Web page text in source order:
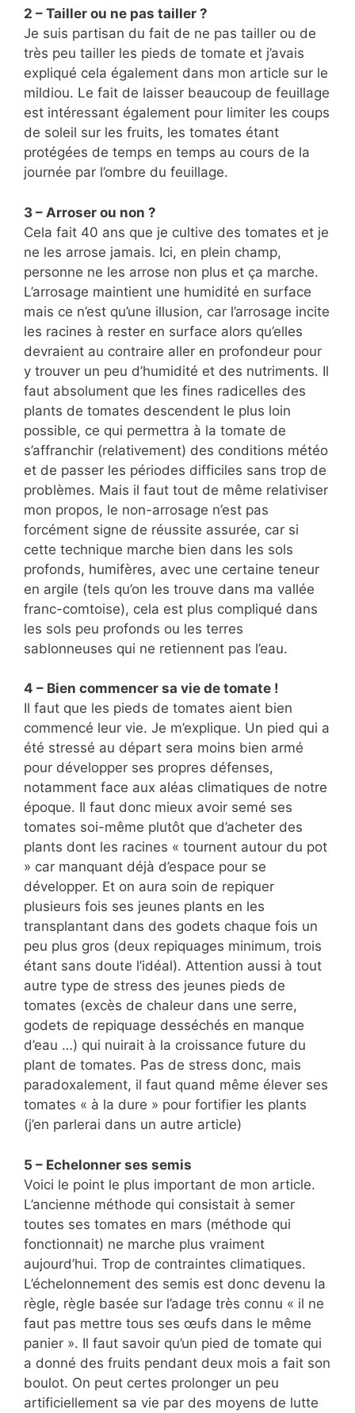
2 – Tailler ou ne pas tailler ?
Je suis partisan du fait de ne pas tailler ou de
très peu tailler les pieds de tomate et j’avais
expliqué cela également dans mon article sur le
mildiou. Le fait de laisser beaucoup de feuillage
est intéressant également pour limiter les coups
de soleil sur les fruits, les tomates étant
protégées de temps en temps au cours de la
journée par l’ombre du feuillage.
3 – Arroser ou non ?
Cela fait 40 ans que je cultive des tomates et je
ne les arrose jamais. Ici, en plein champ,
personne ne les arrose non plus et ça marche.
L’arrosage maintient une humidité en surface
mais ce n’est qu’une illusion, car l’arrosage incite
les racines à rester en surface alors qu’elles
devraient au contraire aller en profondeur pour
y trouver un peu d’humidité et des nutriments. Il
faut absolument que les fines radicelles des
plants de tomates descendent le plus loin
possible, ce qui permettra à la tomate de
s’affranchir (relativement) des conditions météo
et de passer les périodes difficiles sans trop de
problèmes. Mais il faut tout de même relativiser
mon propos, le non-arrosage n’est pas
forcément signe de réussite assurée, car si
cette technique marche bien dans les sols
profonds, humifères, avec une certaine teneur
en argile (tels qu’on les trouve dans ma vallée
franc-comtoise), cela est plus compliqué dans
les sols peu profonds ou les terres
sablonneuses qui ne retiennent pas l’eau.
4 – Bien commencer sa vie de tomate !
Il faut que les pieds de tomates aient bien
commencé leur vie. Je m’explique. Un pied qui a
été stressé au départ sera moins bien armé
pour développer ses propres défenses,
notamment face aux aléas climatiques de notre
époque. Il faut donc mieux avoir semé ses
tomates soi-même plutôt que d’acheter des
plants dont les racines « tournent autour du pot
» car manquant déjà d’espace pour se
développer. Et on aura soin de repiquer
plusieurs fois ses jeunes plants en les
transplantant dans des godets chaque fois un
peu plus gros (deux repiquages minimum, trois
étant sans doute l’idéal). Attention aussi à tout
autre type de stress des jeunes pieds de
tomates (excès de chaleur dans une serre,
godets de repiquage desséchés en manque
d’eau …) qui nuirait à la croissance future du
plant de tomates. Pas de stress donc, mais
paradoxalement, il faut quand même élever ses
tomates « à la dure » pour fortifier les plants
(j’en parlerai dans un autre article)
5 – Echelonner ses semis
Voici le point le plus important de mon article.
L’ancienne méthode qui consistait à semer
toutes ses tomates en mars (méthode qui
fonctionnait) ne marche plus vraiment
aujourd’hui. Trop de contraintes climatiques.
L’échelonnement des semis est donc devenu la
règle, règle basée sur l’adage très connu « il ne
faut pas mettre tous ses œufs dans le même
panier ». Il faut savoir qu’un pied de tomate qui
a donné des fruits pendant deux mois a fait son
boulot. On peut certes prolonger un peu
artificiellement sa vie par des moyens de lutte